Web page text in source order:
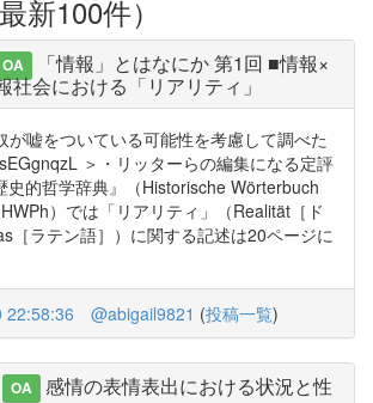
新100件）
OA
「情報」とはなにか 第1回 ■情報×
社会における「リアリティ」
が嘘をついている可能性を考慮して調べた
＞・リッターらの編集になる定評
史的哲学辞典』（Historische Wörterbuch
）では「リアリティ」（Realität［ド
［ラテン語］）に関する記述は20ページに
22:58:36 @abigail9821 (投稿一覧)
OA
感情の表情表出における状況と性